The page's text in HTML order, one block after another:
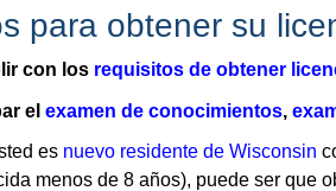
para obtener su
con los requisitos de obtener
el examen de conocimientos,
es nuevo residente de Wisconsin
menos de 8 años), puede ser que